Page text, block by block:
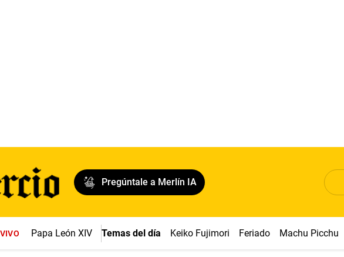
Pregúntale a Merlín IA
Papa León XIV Temas del día Keiko Fujimori Feriado Machu Picchu